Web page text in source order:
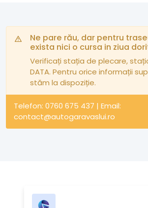
Ne pare rău, dar pentru
exista nici o cursa in ziua
Verificați stația de plecare,
DATA. Pentru orice informații
stăm la dispoziție.
Telefon: 0760 675 437 | Email:
contact@autogaravaslui.ro